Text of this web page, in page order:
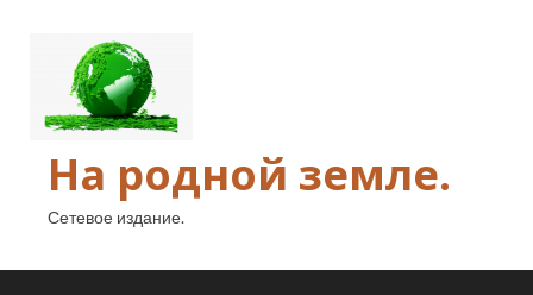
На родной земле.
Сетевое издание.